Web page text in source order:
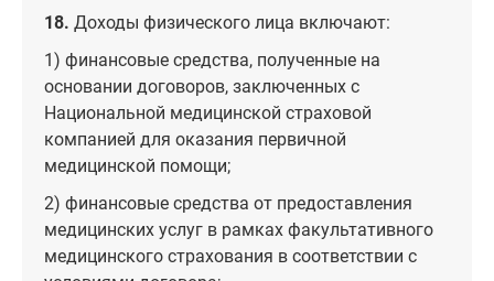
18. Доходы физического лица включают:
1) финансовые средства, полученные на
основании договоров, заключенных с
Национальной медицинской страховой
компанией для оказания первичной
медицинской помощи;
2) финансовые средства от предоставления
медицинских услуг в рамках факультативного
медицинского страхования в соответствии с